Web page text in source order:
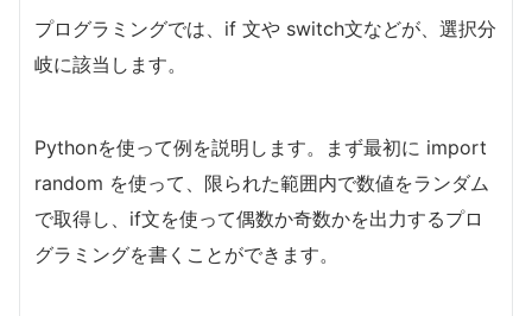
プログラミングでは、if 文や switch文などが、選択分
岐に該当します。
Pythonを使って例を説明します。まず最初に import
random を使って、限られた範囲内で数値をランダム
で取得し、if文を使って偶数か奇数かを出力するプロ
グラミングを書くことができます。